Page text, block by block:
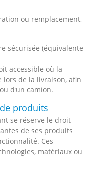
ou remplacement,
sécurisée (équivalente
accessible où la
lors de la livraison, afin
d’un camion.
produits
se réserve le droit
de ses produits
Ces
matériaux ou